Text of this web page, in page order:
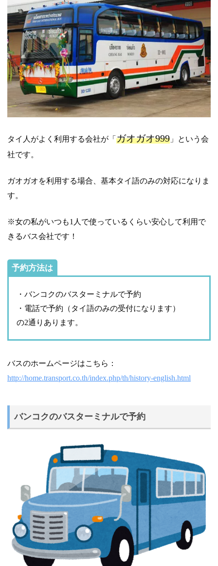
タイ人がよく利用する会社が「 ガオガオ999 」という会
社です。
ガオガオを利用する場合、基本タイ語のみの対応になりま
す。
※女の私がいつも1人で使っているくらい安心して利用で
きるバス会社です！
予約方法は
・バンコクのバスターミナルで予約
・電話で予約（タイ語のみの受付になります）
の2通りあります。
バスのホームページはこちら：
http://home.transport.co.th/index.php/th/history-english.html
バンコクのバスターミナルで予約